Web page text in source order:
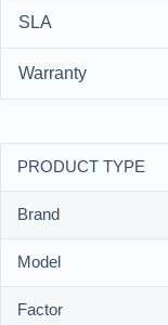
SLA
Warranty
PRODUCT TYPE
Brand
Model
Factor